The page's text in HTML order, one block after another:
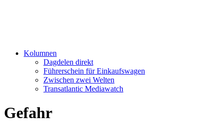
Kolumnen
Dagdelen direkt
Führerschein für Einkaufswagen
Zwischen zwei Welten
Transatlantic Mediawatch
Gefahr